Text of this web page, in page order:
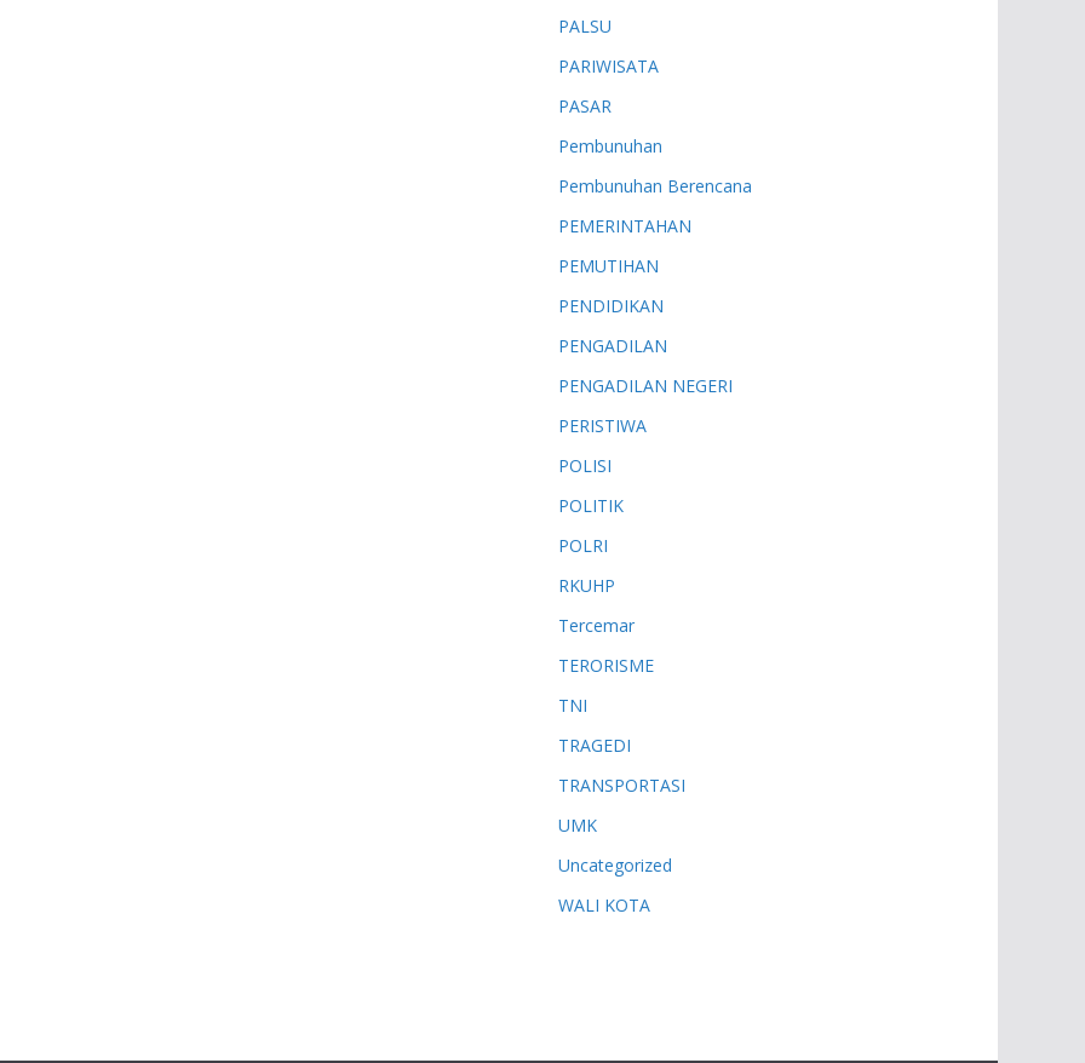
PALSU
PARIWISATA
PASAR
Pembunuhan
Pembunuhan Berencana
PEMERINTAHAN
PEMUTIHAN
PENDIDIKAN
PENGADILAN
PENGADILAN NEGERI
PERISTIWA
POLISI
POLITIK
POLRI
RKUHP
Tercemar
TERORISME
TNI
TRAGEDI
TRANSPORTASI
UMK
Uncategorized
WALI KOTA